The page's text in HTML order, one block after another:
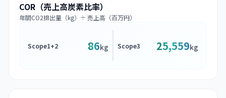
COR（売上高炭素比率）
年間CO2排出量（kg）÷ 売上高（百万円）
Scope1+2 86kg Scope3 25,559kg